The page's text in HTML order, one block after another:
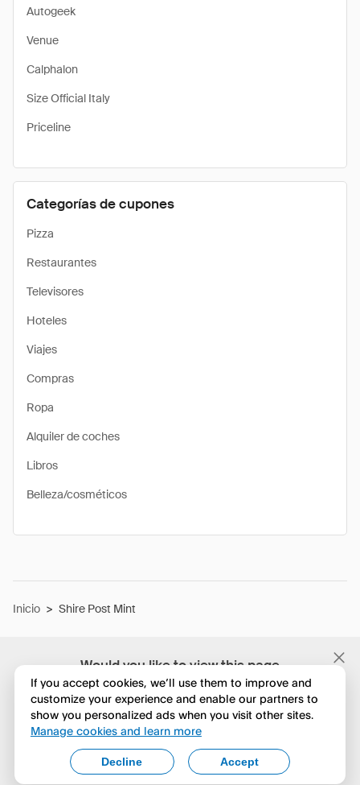
Would you like to view this page
in English?
No, seguir navegando
Yes, change to English
Autogeek
Venue
Calphalon
Size Official Italy
Priceline
Categorías de cupones
Pizza
Restaurantes
Televisores
Hoteles
Viajes
Compras
Ropa
Alquiler de coches
Libros
Belleza/cosméticos
Inicio > Shire Post Mint
If you accept cookies, we’ll use them to improve and
customize your experience and enable our partners to
show you personalized ads when you visit other sites.
Manage cookies and learn more
Accept
Decline